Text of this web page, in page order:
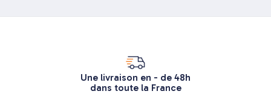
Une livraison en - de 48h
dans toute la France